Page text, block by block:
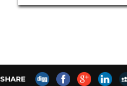
SHARE